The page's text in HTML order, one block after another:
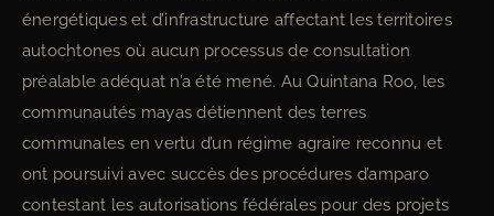
énergétiques et d’infrastructure affectant les territoires
autochtones où aucun processus de consultation
préalable adéquat n’a été mené. Au Quintana Roo, les
communautés mayas détiennent des terres
communales en vertu d’un régime agraire reconnu et
ont poursuivi avec succès des procédures d’amparo
contestant les autorisations fédérales pour des projets